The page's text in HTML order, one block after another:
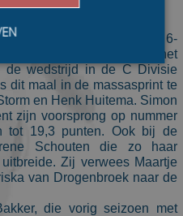
de derde etappe van het 6-
de Vechtsebanen was het
de wedstrijd in de C Divisie
dit maal in de massasprint te
en Henk Huitema. Simon
zijn voorsprong op nummer
tot 19,3 punten. Ook bij de
Schouten die zo haar
Zij verwees Maartje
van Drogenbroek naar de
die vorig seizoen met
Gerichte advertenties
om te zien hoe
bijv. analytische
niet worden gebruikt om
te identificeren.